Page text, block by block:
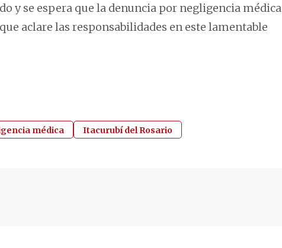
y se espera que la denuncia por negligencia médica
aclare las responsabilidades en este lamentable
médica Itacurubí del Rosario